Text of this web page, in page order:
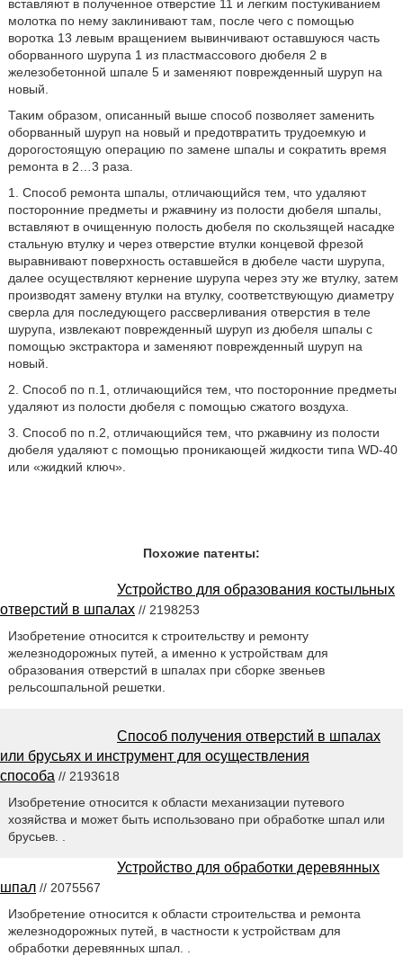
вставляют в полученное отверстие 11 и легким постукиванием
молотка по нему заклинивают там, после чего с помощью
воротка 13 левым вращением вывинчивают оставшуюся часть
оборванного шурупа 1 из пластмассового дюбеля 2 в
железобетонной шпале 5 и заменяют поврежденный шуруп на
новый.
Таким образом, описанный выше способ позволяет заменить
оборванный шуруп на новый и предотвратить трудоемкую и
дорогостоящую операцию по замене шпалы и сократить время
ремонта в 2…3 раза.
1. Способ ремонта шпалы, отличающийся тем, что удаляют
посторонние предметы и ржавчину из полости дюбеля шпалы,
вставляют в очищенную полость дюбеля по скользящей насадке
стальную втулку и через отверстие втулки концевой фрезой
выравнивают поверхность оставшейся в дюбеле части шурупа,
далее осуществляют кернение шурупа через эту же втулку, затем
производят замену втулки на втулку, соответствующую диаметру
сверла для последующего рассверливания отверстия в теле
шурупа, извлекают поврежденный шуруп из дюбеля шпалы с
помощью экстрактора и заменяют поврежденный шуруп на
новый.
2. Способ по п.1, отличающийся тем, что посторонние предметы
удаляют из полости дюбеля с помощью сжатого воздуха.
3. Способ по п.2, отличающийся тем, что ржавчину из полости
дюбеля удаляют с помощью проникающей жидкости типа WD-40
или «жидкий ключ».
Похожие патенты:
Устройство для образования костыльных
отверстий в шпалах // 2198253
Изобретение относится к строительству и ремонту
железнодорожных путей, а именно к устройствам для
образования отверстий в шпалах при сборке звеньев
рельсошпальной решетки.
Способ получения отверстий в шпалах
или брусьях и инструмент для осуществления
способа // 2193618
Изобретение относится к области механизации путевого
хозяйства и может быть использовано при обработке шпал или
брусьев. .
Устройство для обработки деревянных
шпал // 2075567
Изобретение относится к области строительства и ремонта
железнодорожных путей, в частности к устройствам для
обработки деревянных шпал. .